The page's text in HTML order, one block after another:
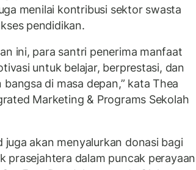
menilai kontribusi sektor swasta
pendidikan.
ini, para santri penerima manfaat
untuk belajar, berprestasi, dan
di masa depan,” kata Thea
Marketing & Programs Sekolah
juga akan menyalurkan donasi bagi
prasejahtera dalam puncak perayaan